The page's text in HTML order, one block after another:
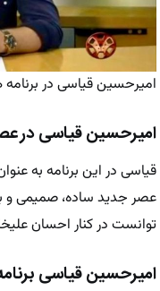
امیرحسین قیاسی در
امیرحسین قیاسی در
قیاسی در این برنامه به
عصر جدید ساده، صمیمی و
توانست در کنار احسان
امیرحسین قیاسی